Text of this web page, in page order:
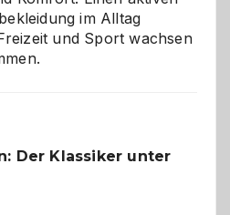
im Alltag
und Sport wachsen
Der Klassiker unter